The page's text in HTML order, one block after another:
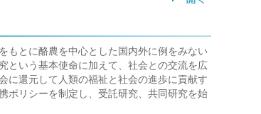
もとに酪農を中心とした国内外に例をみない
という基本使命に加えて、社会との交流を広
に還元して人類の福祉と社会の進歩に貢献す
ポリシーを制定し、受託研究、共同研究を始